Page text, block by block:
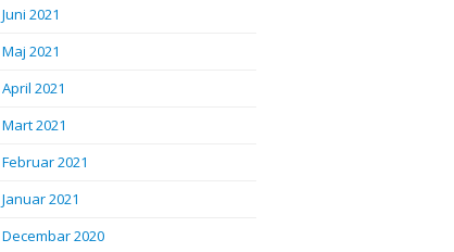
Juni 2021
Maj 2021
April 2021
Mart 2021
Februar 2021
Januar 2021
Decembar 2020